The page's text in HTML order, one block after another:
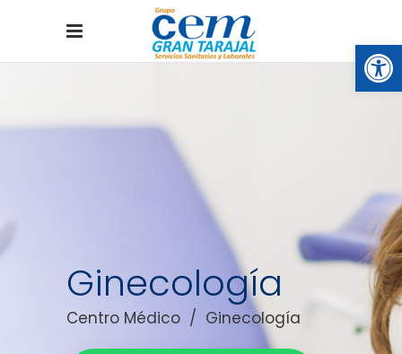
Ginecología
Centro Médico / Ginecología